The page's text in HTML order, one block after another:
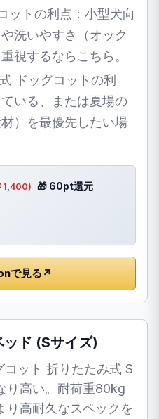
ットの利点：小型犬向
洗いやすさ（オック
視するならこちら。
ドッグコットの利
いる、または夏場の
）を最優先したい場
1,400) 🎁 60pt還元
で見る ↗
ド (Sサイズ)
ット 折りたたみ式 S
り高い。耐荷重80kg
り高耐久なスペックを